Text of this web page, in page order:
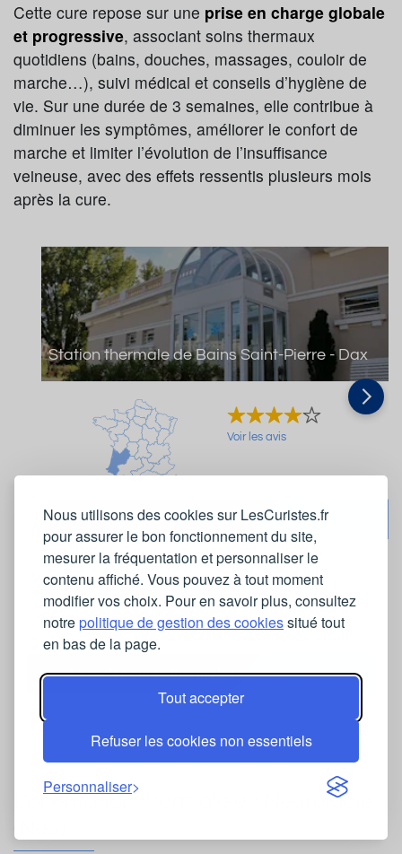
Nous utilisons des cookies sur LesCuristes.fr
pour assurer le bon fonctionnement du site,
mesurer la fréquentation et personnaliser le
contenu affiché. Vous pouvez à tout moment
modifier vos choix. Pour en savoir plus, consultez
notrepolitique de gestion des cookiessitué tout
en bas de la page.
Tout accepter
Refuser les cookies non essentiels
Personnaliser
Cette cure repose sur une prise en charge globale
et progressive, associant soins thermaux
quotidiens (bains, douches, massages, couloir de
marche…), suivi médical et conseils d’hygiène de
vie. Sur une durée de 3 semaines, elle contribue à
diminuer les symptômes, améliorer le confort de
marche et limiter l’évolution de l’insuffisance
veineuse, avec des effets ressentis plusieurs mois
après la cure.
Station thermale de Bains Saint-Pierre - Dax
Voir les avis
Informations
Liste des cures thermales en phlébologie
L’orientation thermale en Neurologie